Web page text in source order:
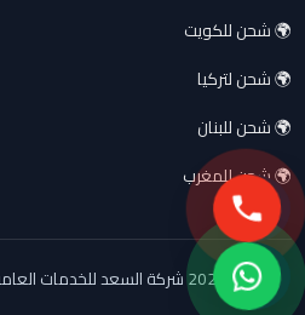
🌍 شحن للكويت
🌍 شحن لتركيا
🌍 شحن للبنان
🌍 شحن للمغرب
© 2026 شركة السعد للخدمات العامة. جميع الحقوق محفوظة